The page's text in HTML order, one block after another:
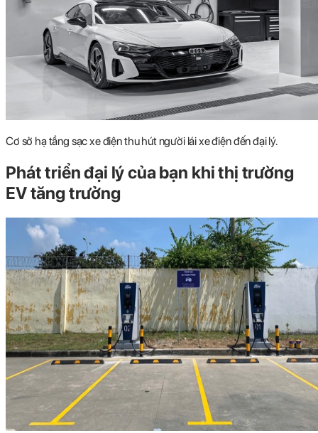
Cơ sở hạ tầng sạc xe điện thu hút người lái xe điện đến đại lý.
Phát triển đại lý của bạn khi thị trường
EV tăng trưởng